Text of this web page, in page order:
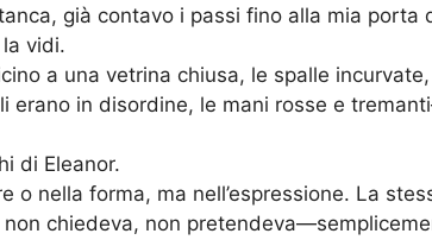
già contavo i passi fino alla mia porta
vidi.
a una vetrina chiusa, le spalle
erano in disordine, le mani rosse e
di Eleanor.
o nella forma, ma nell’espressione. La
chiedeva, non